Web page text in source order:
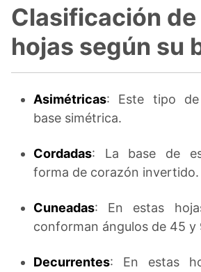
Clasificación de
hojas según su
Asimétricas: Este tipo
base simétrica.
Cordadas: La base de
forma de corazón invertido.
Cuneadas: En estas
conforman ángulos de 45 y
Decurrentes: En estas